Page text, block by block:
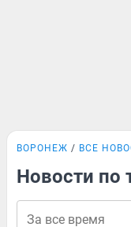
ВОРОНЕЖ ВСЕ
Новости по